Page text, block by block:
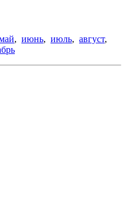
, июнь, июль, август,